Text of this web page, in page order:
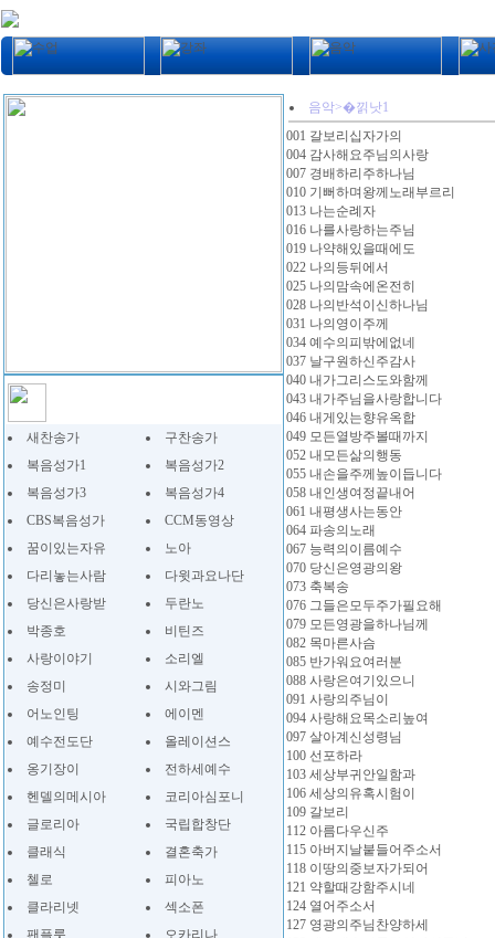
새찬송가
구찬송가
복음성가1
복음성가2
복음성가3
복음성가4
CBS복음성가
CCM동영상
꿈이있는자유
노아
다리놓는사람
다윗과요나단
당신은사랑받
두란노
박종호
비틴즈
사랑이야기
소리엘
송정미
시와그림
어노인팅
에이멘
예수전도단
올레이션스
옹기장이
전하세예수
헨델의메시아
코리아심포니
글로리아
국립합창단
클래식
결혼축가
첼로
피아노
클라리넷
섹소폰
팬플룻
오카리나
음악>�낅낫1
001 갈보리십자가의
004 감사해요주님의사랑
007 경배하리주하나님
010 기뻐하며왕께노래부르리
013 나는순례자
016 나를사랑하는주님
019 나약해있을때에도
022 나의등뒤에서
025 나의맘속에온전히
028 나의반석이신하나님
031 나의영이주께
034 예수의피밖에없네
037 날구원하신주감사
040 내가그리스도와함께
043 내가주님을사랑합니다
046 내게있는향유옥합
049 모든열방주볼때까지
052 내모든삶의행동
055 내손을주께높이듭니다
058 내인생여정끝내어
061 내평생사는동안
064 파송의노래
067 능력의이름예수
070 당신은영광의왕
073 축복송
076 그들은모두주가필요해
079 모든영광을하나님께
082 목마른사슴
085 반가워요여러분
088 사랑은여기있으니
091 사랑의주님이
094 사랑해요목소리높여
097 살아계신성령님
100 선포하라
103 세상부귀안일함과
106 세상의유혹시험이
109 갈보리
112 아름다우신주
115 아버지날붙들어주소서
118 이땅의중보자가되어
121 약할때강함주시네
124 열어주소서
127 영광의주님찬양하세